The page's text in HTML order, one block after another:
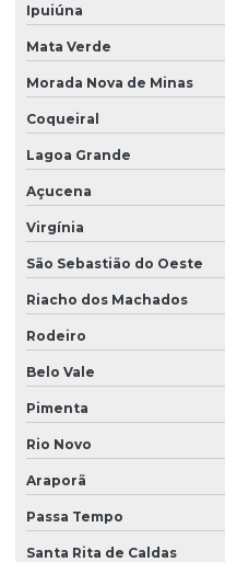
Ipuiúna
Mata Verde
Morada Nova de Minas
Coqueiral
Lagoa Grande
Açucena
Virgínia
São Sebastião do Oeste
Riacho dos Machados
Rodeiro
Belo Vale
Pimenta
Rio Novo
Araporã
Passa Tempo
Santa Rita de Caldas